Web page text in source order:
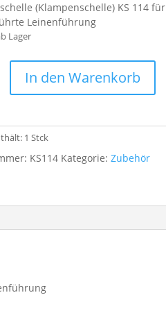
(Klampenschelle) KS 114 für
Leinenführung
Lager
In den Warenkorb
1 Stck
KS114 Kategorie: Zubehör